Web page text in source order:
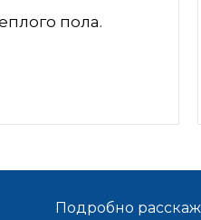
пола.
Подробно